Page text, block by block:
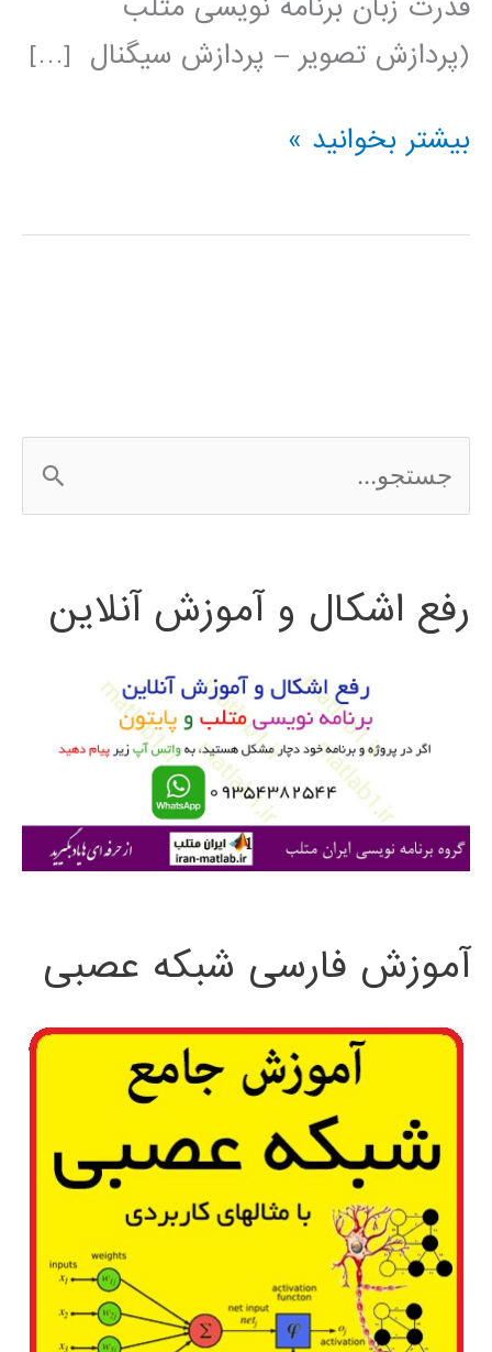
(پردازش تصویر – پردازش سیگنال […]
فیلم
simulink
بیشتر بخوانید »
س
ج
ی
رفع اشکال و آموزش آنلاین
آموزش فارسی شبکه عصبی